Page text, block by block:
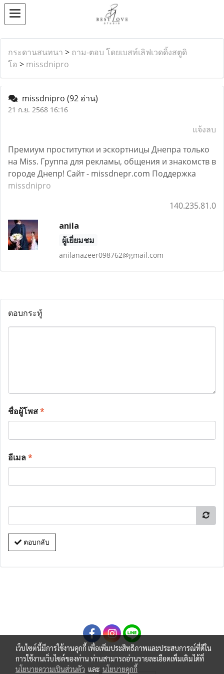
กระดานสนทนา > ถาม-ตอบ โดยเบสท์เลิฟเวดดิ้งสตูดิ
โอ > missdnipro
missdnipro (92 อ่าน)
21 ก.ย. 2568 16:16
แจ้งลบ
Премиум проститутки и эскортницы Днепра только
на Miss. Группа для рекламы, общения и знакомств в
городе Днепр! Сайт - missdnepr.com Поддержка
missdnipro
140.235.81.0
anila
ผู้เยี่ยมชม
anilanazeer098762@gmail.com
ตอบกระทู้
ชื่อผู้โพส*
อีเมล*
ตอบกลับ
เว็บไซต์นี้มีการใช้งานคุกกี้ เพื่อเพิ่มประสิทธิภาพและประสบการณ์ที่ดีใน
การใช้งานเว็บไซต์ของท่าน ท่านสามารถอ่านรายละเอียดเพิ่มเติมได้ที่
นโยบายความเป็นส่วนตัว และ นโยบายคุกกี้